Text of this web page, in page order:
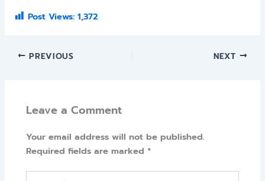
Post Views: 1,372
PREVIOUS NEXT
Leave a Comment
Your email address will not be published.
Required fields are marked*